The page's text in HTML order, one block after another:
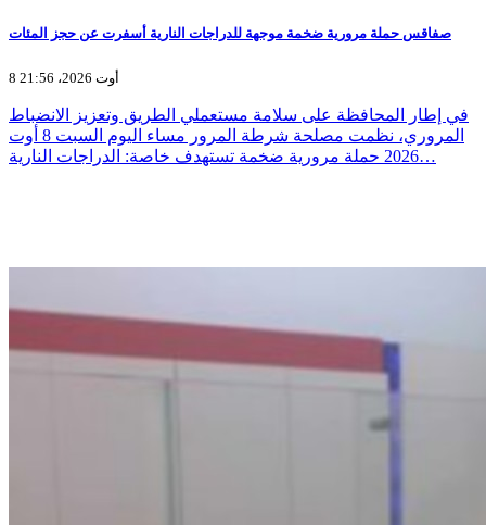
صفاقس حملة مرورية ضخمة موجهة للدراجات النارية أسفرت عن حجز المئات
8 أوت 2026، 21:56
في إطار المحافظة على سلامة مستعملي الطريق وتعزيز الانضباط
المروري، نظمت مصلحة شرطة المرور مساء اليوم السبت 8 أوت
2026 حملة مرورية ضخمة تستهدف خاصة: الدراجات النارية…